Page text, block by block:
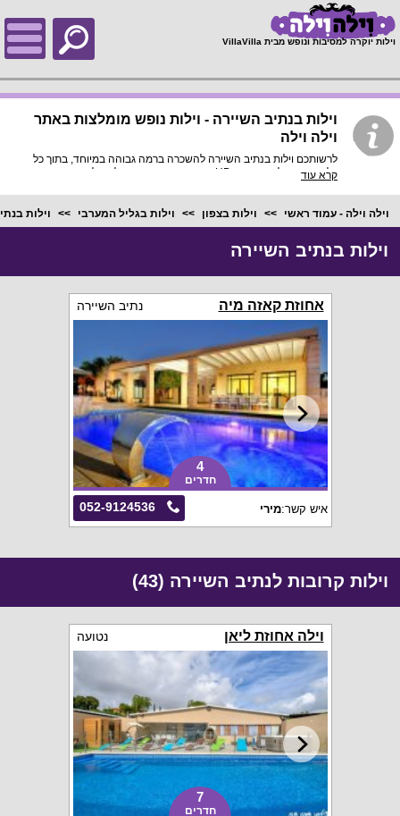
וילות יוקרה למסיבות ונופש מבית VillaVilla
וילות בנתיב השיירה - וילות נופש מומלצות באתר
וילה וילה
לרשותכם וילות בנתיב השיירה להשכרה ברמה גבוהה במיוחד, בתוך כל
וילה פירוט מלא, תמונות HD והכי חשוב התאמה מלאה לסמארטפונים
קרא עוד
וילה וילה - עמוד ראשי וילות בצפון וילות בגליל המערבי וילות
וילות בנתיב השיירה
אחוזת קאזה מיה נתיב השיירה
4
חדרים
052-9124536 איש קשר:מירי
וילות קרובות לנתיב השיירה (43)
וילה אחוזת ליאן נטועה
7
חדרים